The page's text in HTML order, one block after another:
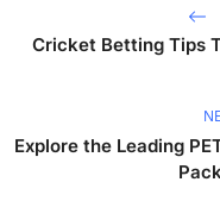
Cricket Betting Tips
Explore the Leading